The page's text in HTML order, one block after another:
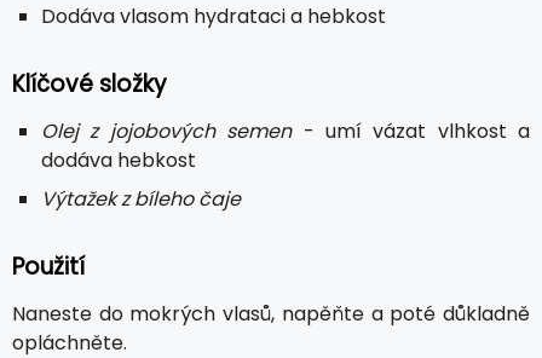
Dodáva vlasom hydrataci a hebkost
Klíčové složky
Olej z jojobových semen- umí vázat vlhkost a
dodáva hebkost
Výtažek z bíleho čaje
Použití
Naneste do mokrých vlasů, napěňte a poté důkladně
opláchněte.